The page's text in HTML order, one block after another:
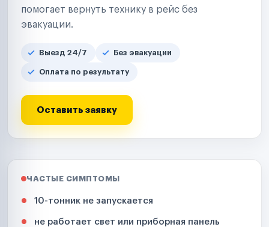
помогает вернуть технику в рейс без
эвакуации.
Выезд 24/7 Без эвакуации
Оплата по результату
Оставить заявку
ЧАСТЫЕ СИМПТОМЫ
10-тонник не запускается
не работает свет или приборная панель